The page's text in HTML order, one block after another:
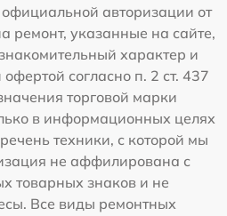
авторизации от
ремонт, указанные на сайте,
характер и
согласно п. 2 ст. 437
торговой марки
в информационных целях
техники, с которой мы
не аффилирована с
товарных знаков и не
Все виды ремонтных